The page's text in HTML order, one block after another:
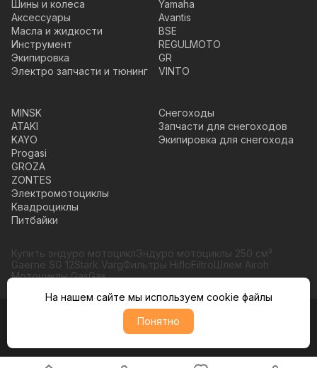
Шины и колеса
Аксессуары
Масла и жидкости
Инструмент
Экипировка
Электро запчасти и тюнинг
Yamaha
Avantis
BSE
REGULMOTO
GR
VINTO
MINSK
ATAKI
KAYO
Progasi
GROZA
ZONTES
Электромотоциклы
Квадроциклы
Питбайки
Снегоходы
Запчасти для снегоходов
Экипировка для снегохода
Купить эндуро мотоциклЭндуро мотоциклы 250 см³
Gaerne SG 12Stark VargФильтры HifloFiltroШлем Airoh
Мотоциклы GasGas
© Moto365, Все права защищены
Политика обратботки персональных данных
На нашем сайте мы используем cookie файлы
Понятно